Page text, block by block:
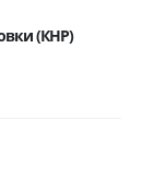
(КНР)